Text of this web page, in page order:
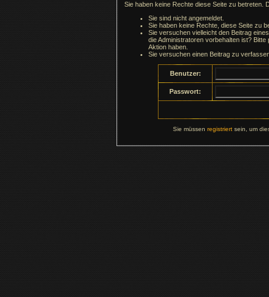
Sie haben keine Rechte diese Seite zu betreten.
Sie sind nicht angemeldet.
Sie haben keine Rechte, diese Seite zu
Sie versuchen vielleicht den Beitrag
die Administratoren vorbehalten ist?
Aktion haben.
Sie versuchen einen Beitrag zu
Benutzer:
Passwort:
Sie müssen registriertsein, um